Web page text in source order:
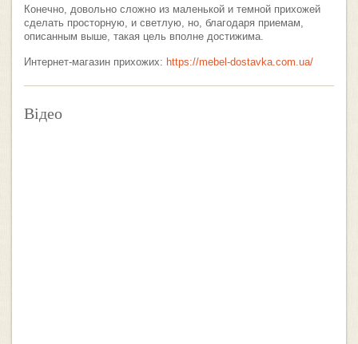
Конечно, довольно сложно из маленькой и темной прихожей
сделать просторную, и светлую, но, благодаря приемам,
описанным выше, такая цель вполне достижима.
Интернет-магазин прихожих: https://mebel-dostavka.com.ua/
Відео